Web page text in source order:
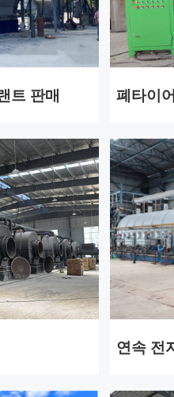
트 판매 폐타이
연속 전